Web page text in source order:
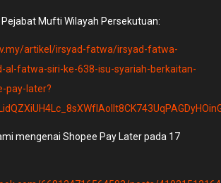
Mufti Wilayah Persekutuan:
artikel/irsyad-fatwa/irsyad-fatwa-
al-fatwa-siri-ke-638-isu-syariah-berkaitan-
pay-later?
mengenai Shopee Pay Later pada 17